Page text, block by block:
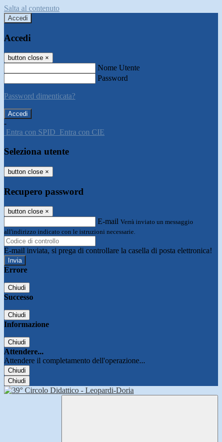
Salta al contenuto
Accedi
Accedi
button close ×
Nome Utente
Password
Password dimenticata?
-
Entra con SPID Entra con CIE
Seleziona utente
button close ×
Recupero password
button close ×
E-mail Verrà inviato un messaggio
all'indirizzo indicato con le istruzioni necessarie.
E-mail inviata, si prega di controllare la casella di posta elettronica!
Errore
Chiudi
Successo
Chiudi
Informazione
Chiudi
Attendere...
Attendere il completamento dell'operazione...
Chiudi
Chiudi